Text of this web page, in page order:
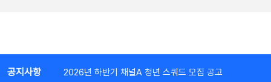
공지사항 2026년 하반기 채널A 청년 스쿼드 모집 공고